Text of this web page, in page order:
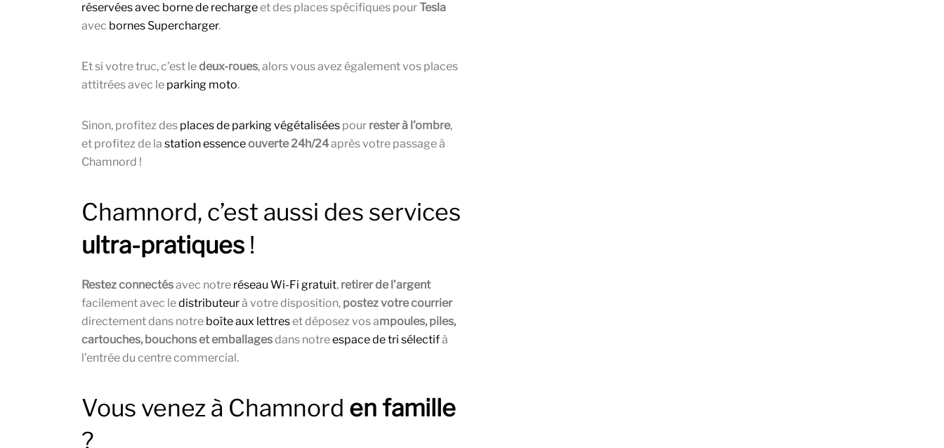
réservées avec borne de rechargeet des places spécifiques pourTesla
avec bornes Supercharger.
Et si votre truc, c’est ledeux-roues, alors vous avez également vos places
attitrées avec le parking moto.
Sinon, profitez des places de parking végétalisées pour rester à l’ombre,
et profitez de la station essenceouverte 24h/24après votre passage à
Chamnord !
Chamnord, c’est aussi des services
ultra-pratiques !
Restez connectésavec notre réseau Wi-Fi gratuit, retirer de l’argent
facilement avec ledistributeurà votre disposition, postez votre courrier
directement dans notre boîte aux lettreset déposez vos ampoules, piles,
cartouches, bouchons et emballagesdans notreespace de tri sélectifà
l’entrée du centre commercial.
Vous venez à Chamnord en famille
?